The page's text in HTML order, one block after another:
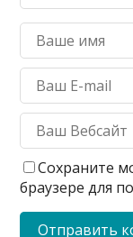
Сохраните
браузере для